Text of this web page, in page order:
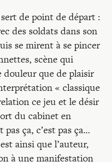
de point de départ :
des soldats dans son
se mirent à se pincer
scène qui
douleur que de plaisir
« classique
ce jeu et le désir
du cabinet en
ça, c’est pas ça…
ainsi que l’auteur,
à une manifestation